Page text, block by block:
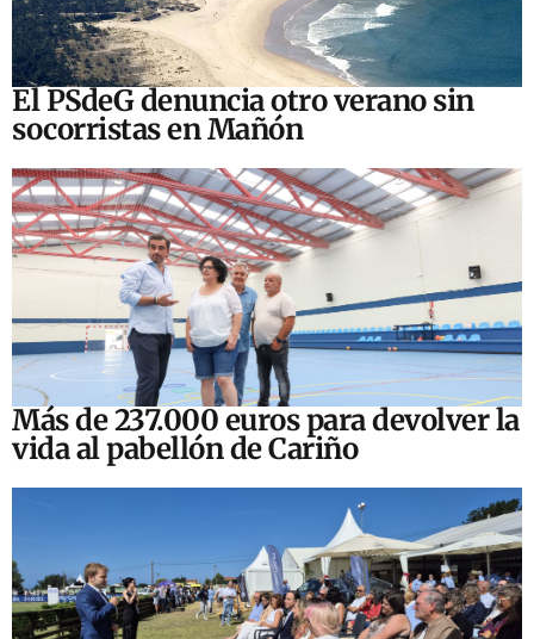
El PSdeG denuncia otro verano sin
socorristas en Mañón
Más de 237.000 euros para devolver la
vida al pabellón de Cariño